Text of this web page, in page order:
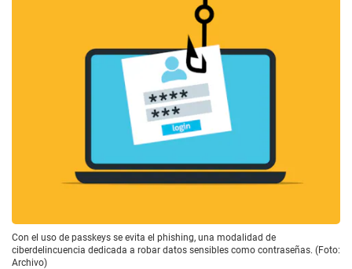
Con el uso de passkeys se evita el phishing, una modalidad de
ciberdelincuencia dedicada a robar datos sensibles como contraseñas. (Foto:
Archivo)